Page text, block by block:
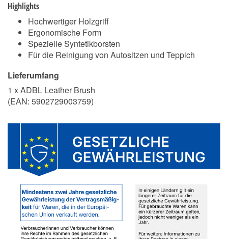
Highlights
Hochwertiger Holzgriff
Ergonomische Form
Spezielle Syntetikborsten
Für die Reinigung von Autositzen und Teppich
Lieferumfang
1 x ADBL Leather Brush
(EAN: 5902729003759)